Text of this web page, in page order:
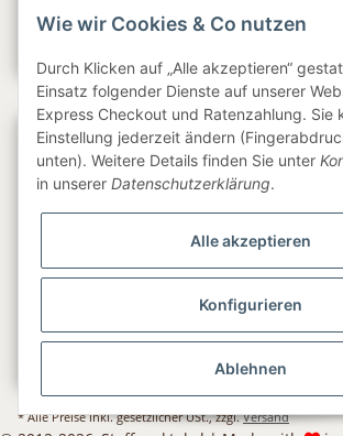
Gesetzliche Informationen
* Alle Preise inkl. gesetzlicher USt., zzgl.Versand
Wie wir Cookies & Co nutzen
Durch Klicken auf „Alle akzeptieren“
Einsatz folgender Dienste auf unserer
Express Checkout und Ratenzahlung. Sie
Einstellung jederzeit ändern
unten). Weitere Details finden Sie unter
in unserer Datenschutzerklärung.
Alle akzeptieren
Konfigurieren
Ablehnen